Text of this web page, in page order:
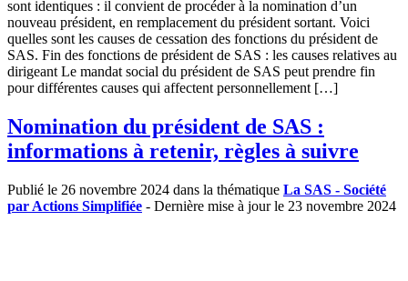
sont identiques : il convient de procéder à la nomination d’un
nouveau président, en remplacement du président sortant. Voici
quelles sont les causes de cessation des fonctions du président de
SAS. Fin des fonctions de président de SAS : les causes relatives au
dirigeant Le mandat social du président de SAS peut prendre fin
pour différentes causes qui affectent personnellement […]
Nomination du président de SAS :
informations à retenir, règles à suivre
Publié le 26 novembre 2024 dans la thématique La SAS - Société
par Actions Simplifiée - Dernière mise à jour le 23 novembre 2024